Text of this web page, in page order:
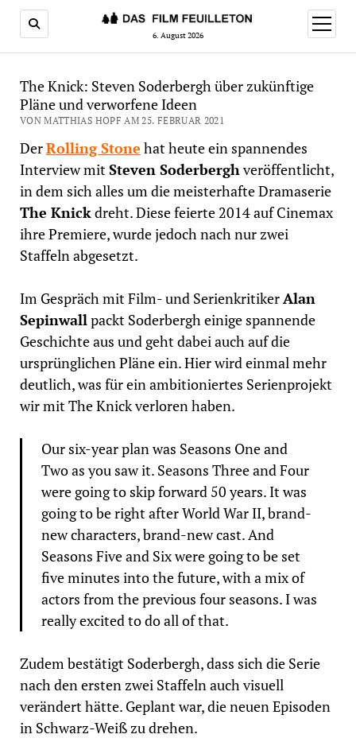
6. August 2026
Menü
öffnen
The Knick: Steven Soderbergh über zukünftige
Pläne und verworfene Ideen
VON MATTHIAS HOPF AM 25. FEBRUAR 2021
DerRolling Stone hat heute ein spannendes
Interview mitSteven Soderberghveröffentlicht,
in dem sich alles um die meisterhafte Dramaserie
The Knickdreht. Diese feierte 2014 auf Cinemax
ihre Premiere, wurde jedoch nach nur zwei
Staffeln abgesetzt.
Im Gespräch mit Film- und SerienkritikerAlan
Sepinwallpackt Soderbergh einige spannende
Geschichte aus und geht dabei auch auf die
ursprünglichen Pläne ein. Hier wird einmal mehr
deutlich, was für ein ambitioniertes Serienprojekt
wir mit The Knick verloren haben.
Our six-year plan was Seasons One and
Two as you saw it. Seasons Three and Four
were going to skip forward 50 years. It was
going to be right after World War II, brand-
new characters, brand-new cast. And
Seasons Five and Six were going to be set
five minutes into the future, with a mix of
actors from the previous four seasons. I was
really excited to do all of that.
Zudem bestätigt Soderbergh, dass sich die Serie
nach den ersten zwei Staffeln auch visuell
verändert hätte. Geplant war, die neuen Episoden
in Schwarz-Weiß zu drehen.